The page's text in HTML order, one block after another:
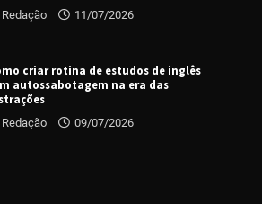
Redação 11/07/2026
criar rotina de estudos de inglês
autossabotagem na era das
Redação 09/07/2026